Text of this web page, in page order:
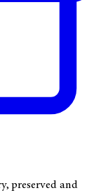
preserved and